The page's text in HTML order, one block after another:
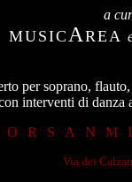
a
MUSIC A REA
per soprano,
interventi di danza
Via dei